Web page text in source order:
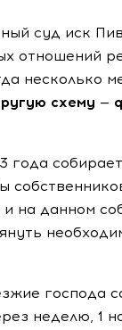
суд иск
отношений
несколько
схему —
года
и на данном
господа
неделю, 1